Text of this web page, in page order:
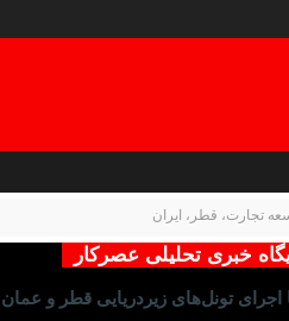
تجارت، قطر، ایران
خبری تحلیلی عصرکار
اجرای تونل‌های زیردریایی قطر و